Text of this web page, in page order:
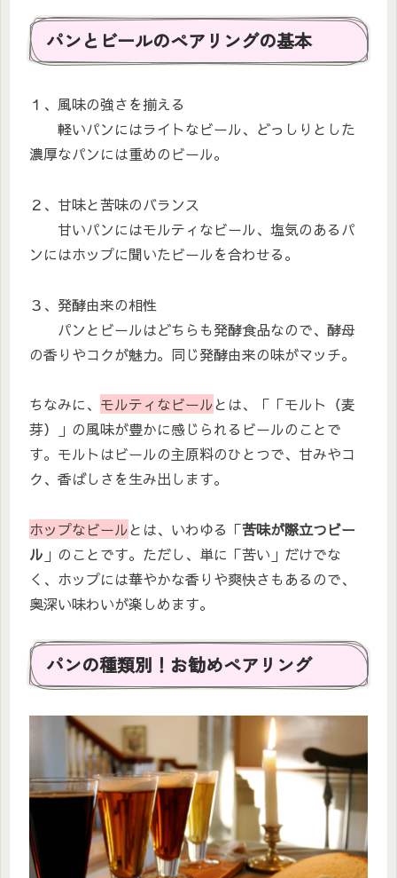
パンとビールのペアリングの基本
１、風味の強さを揃える
軽いパンにはライトなビール、どっしりとした
濃厚なパンには重めのビール。
２、甘味と苦味のバランス
甘いパンにはモルティなビール、塩気のあるパ
ンにはホップに聞いたビールを合わせる。
３、発酵由来の相性
パンとビールはどちらも発酵食品なので、酵母
の香りやコクが魅力。同じ発酵由来の味がマッチ。
ちなみに、 モルティなビールとは、「「モルト（麦
芽）」の風味が豊かに感じられるビールのことで
す。モルトはビールの主原料のひとつで、甘みやコ
ク、香ばしさを生み出します。
ホップなビールとは、いわゆる「苦味が際立つビー
ル 」のことです。ただし、単に「苦い」だけでな
く、ホップには華やかな香りや爽快さもあるので、
奥深い味わいが楽しめます。
パンの種類別！お勧めペアリング